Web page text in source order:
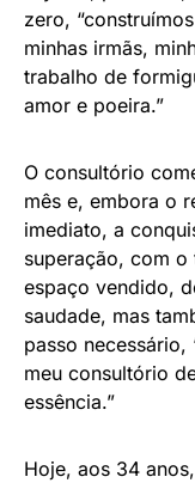
zero,
minhas irmãs,
trabalho de
amor e poeira.”
O consultório
mês e, embora o
imediato, a
superação, com
espaço vendido,
saudade, mas
passo
meu consultório
essência.”
Hoje, aos 34